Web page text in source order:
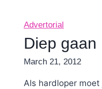
Advertorial
Diep gaan
ByNicole
March 21, 2012
Als hardloper